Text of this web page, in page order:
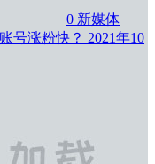
0 新媒体
号涨粉快？ 2021年10